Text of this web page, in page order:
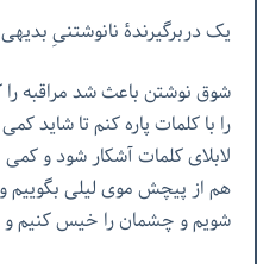
یک دربرگیرندۀ نانوشتنیِ
شوق نوشتن باعث شد مراقبه
را با کلمات پاره کنم تا شاید
لابلای کلمات آشکار شود و
هم از پیچش موی لیلی
شویم و چشمان را خیس کنیم و